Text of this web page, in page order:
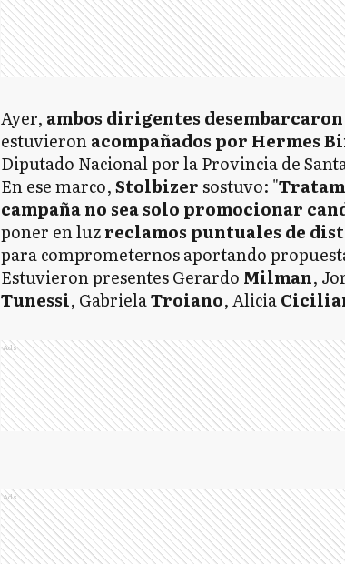
Ayer, ambos dirigentes
estuvieronacompañados por Hermes
Diputado Nacional por la Provincia de
En ese marco,Stolbizersostuvo: "
campaña no sea solo promocionar
poner en luzreclamos puntuales de
para comprometernos aportando
Estuvieron presentes Gerardo Milman,
Tunessi, GabrielaTroiano, Alicia
Ads
Ads